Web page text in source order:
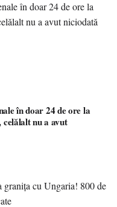
în doar 24 de ore la
celălalt nu a avut